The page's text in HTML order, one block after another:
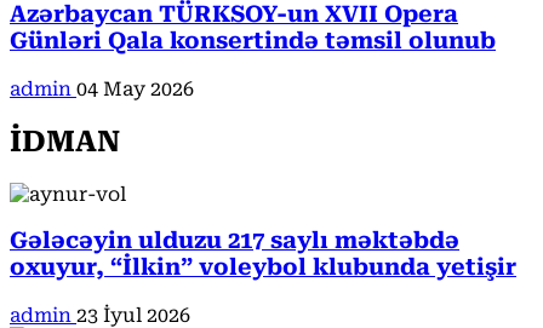
Azərbaycan TÜRKSOY-un XVII Opera
Günləri Qala konsertində təmsil olunub
admin 04 May 2026
İDMAN
Gələcəyin ulduzu 217 saylı məktəbdə
oxuyur, “İlkin” voleybol klubunda yetişir
admin 23 İyul 2026